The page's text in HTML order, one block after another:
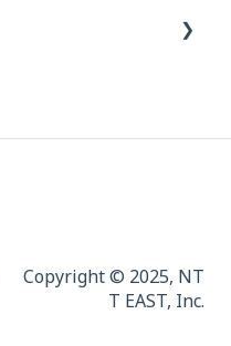
Copyright © 2025, NT
T EAST, Inc.